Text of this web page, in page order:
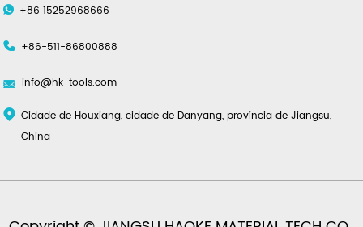
+86 15252968666
+86-511-86800888
info@hk-tools.com
Cidade de Houxiang, cidade de Danyang, província de Jiangsu,
China